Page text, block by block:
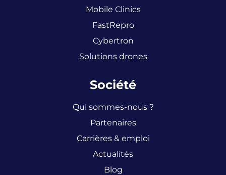
Mobile Clinics
FastRepro
Cybertron
Solutions drones
Société
Qui sommes-nous ?
Partenaires
Carrières & emploi
Actualités
Blog